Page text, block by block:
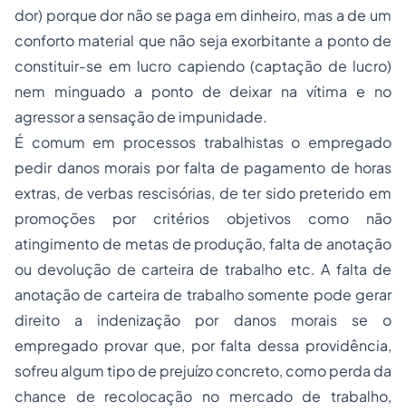
dor) porque dor não se paga em dinheiro, mas a de um
conforto material que não seja exorbitante a ponto de
constituir-se em lucro capiendo (captação de lucro)
nem minguado a ponto de deixar na vítima e no
agressor a sensação de impunidade.
É comum em processos trabalhistas o empregado
pedir danos morais por falta de pagamento de horas
extras, de verbas rescisórias, de ter sido preterido em
promoções por critérios objetivos como não
atingimento de metas de produção, falta de anotação
ou devolução de carteira de trabalho etc. A falta de
anotação de carteira de trabalho somente pode gerar
direito a indenização por danos morais se o
empregado provar que, por falta dessa providência,
sofreu algum tipo de prejuízo concreto, como perda da
chance de recolocação no mercado de trabalho,